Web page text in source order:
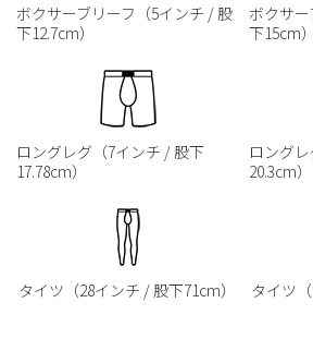
ボクサーブリーフ（5インチ / 股
下12.7cm）
ボクサ
下15cm）
ロングレグ（7インチ / 股下
17.78cm）
ロング
20.3cm）
タイツ（28インチ / 股下71cm） タイツ